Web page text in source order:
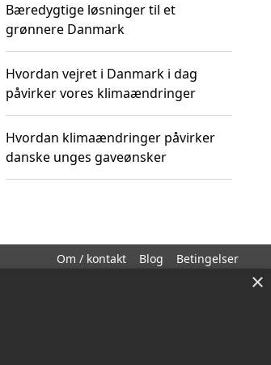
Bæredygtige løsninger til et
grønnere Danmark
Hvordan vejret i Danmark i dag
påvirker vores klimaændringer
Hvordan klimaændringer påvirker
danske unges gaveønsker
Om / kontakt Blog Betingelser
×